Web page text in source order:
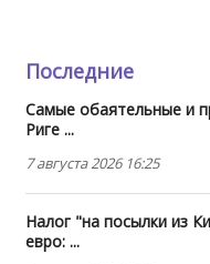
Последние
Самые обаятельные и
Риге ...
7 августа 2026 16:25
Налог "на посылки из
евро: ...